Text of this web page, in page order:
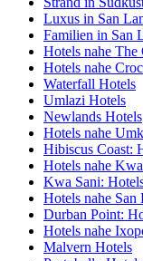
Luxus in San
Familien in San
Hotels nahe The
Hotels nahe
Waterfall Hotels
Umlazi Hotels
Newlands Hotels
Hotels nahe
Hibiscus Coast:
Hotels nahe
Kwa Sani:
Hotels nahe
Durban Point:
Hotels nahe
Malvern Hotels